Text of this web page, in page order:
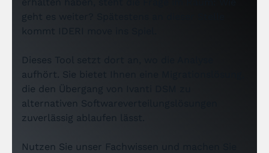
geht es weiter? Spätestens an dieser Stelle
kommt IDERI move ins Spiel.
Dieses Tool setzt dort an, wo die Analyse
aufhört. Sie bietet Ihnen eine Migrationslösung,
die den Übergang von Ivanti DSM zu
alternativen Softwareverteilungslösungen
zuverlässig ablaufen lässt.
Nutzen Sie unser Fachwissen und machen Sie